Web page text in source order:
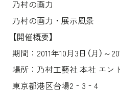
乃村の画力
乃村の画力・展示風景
【開催概要】
期間：2011年10月3日（月）～
場所：乃村工藝社 本社 エン
東京都港区台場2‐3‐4